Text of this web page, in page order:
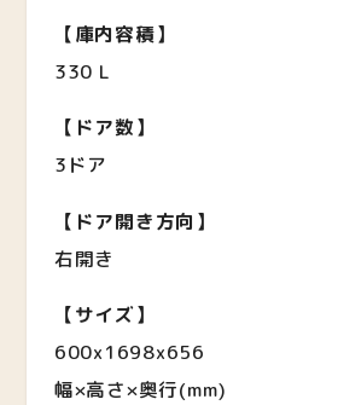
【庫内容積】
330 L
【ドア数】
3ドア
【ドア開き方向】
右開き
【サイズ】
600x1698x656
幅×高さ×奥行(mm)